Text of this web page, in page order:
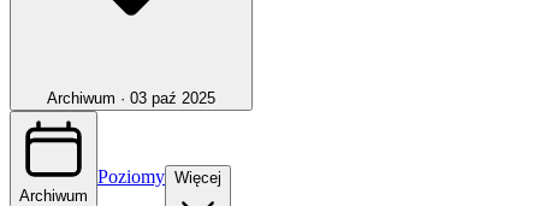
Archiwum · 03 paź 2025
Archiwum
Poziomy Więcej